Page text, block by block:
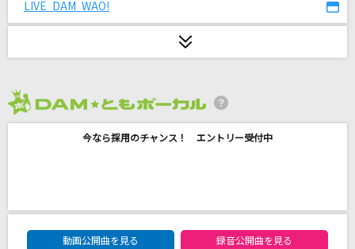
秒針 Re:time
高橋真梨子
[生音]悪魔の子
中森明菜
LIVE DAM WAO!
今なら採用のチャンス！ エントリー受付中
DAM★ともボーカルエントリーランキング
動画公開曲を見る
録音公開曲を見る